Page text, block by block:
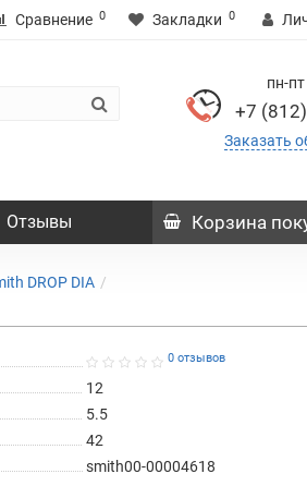
Сравнение 0 Закладки 0
пн-
+7 (812)
Заказать
Отзывы Корзина
DROP DIA
0 отзывов
12
5.5
42
smith00-00004618